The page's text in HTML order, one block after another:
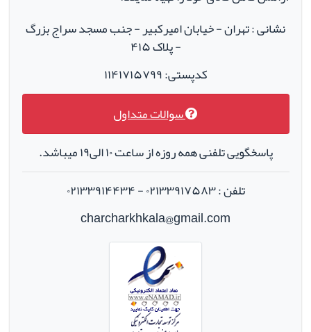
نشانی : تهران - خیابان امیرکبیر - جنب مسجد سراج بزرگ
- پلاک ۴۱۵
کدپستی: ۱۱۴۱۷۱۵۷۹۹
سوالات متداول
پاسخگویی تلفنی همه روزه از ساعت ۱۰ الی۱۹ میباشد.
تلفن : ۰۲۱۳۳۹۱۷۵۸۳ - ۰۲۱۳۳۹۱۴۴۳۴
charcharkhkala@gmail.com